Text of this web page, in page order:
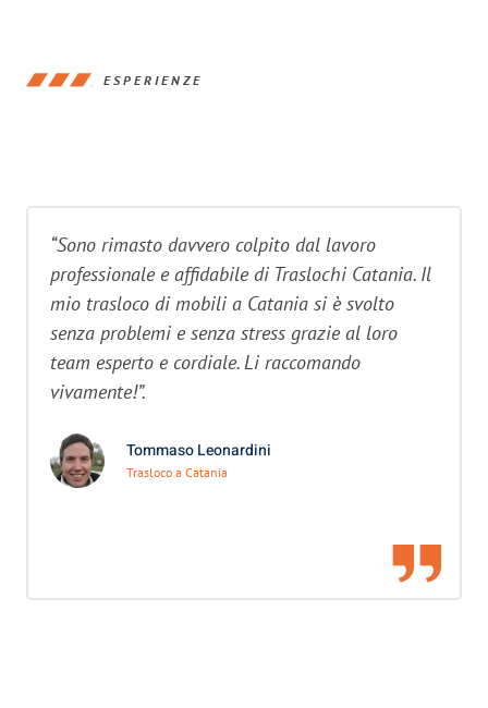
ESPERIENZE
“Sono rimasto davvero colpito dal lavoro
professionale e affidabile di Traslochi Catania. Il
mio trasloco di mobili a Catania si è svolto
senza problemi e senza stress grazie al loro
team esperto e cordiale. Li raccomando
vivamente!”.
Tommaso Leonardini
Trasloco a Catania